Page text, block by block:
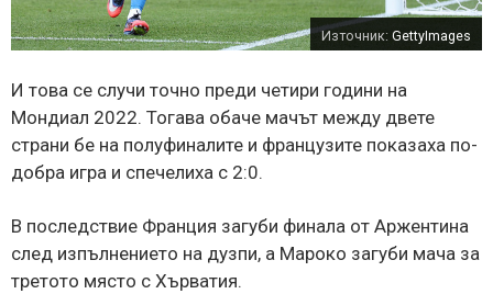
Източник: GettyImages
И това се случи точно преди четири години на
Мондиал 2022. Тогава обаче мачът между двете
страни бе на полуфиналите и французите показаха по-
добра игра и спечелиха с 2:0.
В последствие Франция загуби финала от Аржентина
след изпълнението на дузпи, а Мароко загуби мача за
третото място с Хърватия.